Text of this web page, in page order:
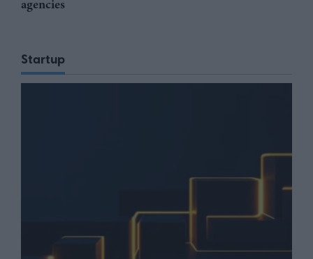
agencies
Startup